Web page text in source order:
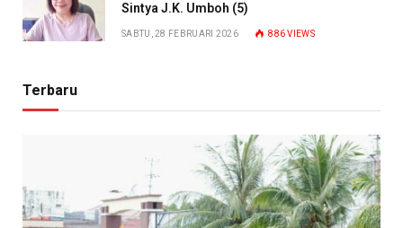
Sintya J.K. Umboh (5)
SABTU, 28 FEBRUARI 2026 886VIEWS
Terbaru